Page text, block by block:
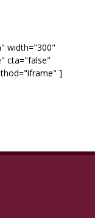
width="300"
cta="false"
]